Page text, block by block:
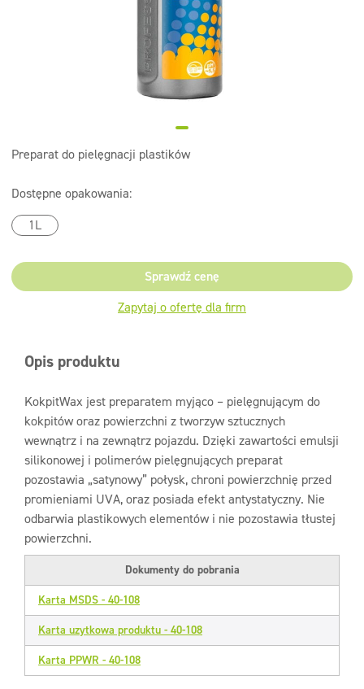
Preparat do pielęgnacji plastików
Dostępne opakowania:
1L
Sprawdź cenę
Zapytaj o ofertę dla firm
Opis produktu
KokpitWax jest preparatem myjąco – pielęgnującym do
kokpitów oraz powierzchni z tworzyw sztucznych
wewnątrz i na zewnątrz pojazdu. Dzięki zawartości emulsji
silikonowej i polimerów pielęgnujących preparat
pozostawia „satynowy” połysk, chroni powierzchnię przed
promieniami UVA, oraz posiada efekt antystatyczny. Nie
odbarwia plastikowych elementów i nie pozostawia tłustej
powierzchni.
Dokumenty do pobrania
Karta MSDS - 40-108
Karta uzytkowa produktu - 40-108
Karta PPWR - 40-108